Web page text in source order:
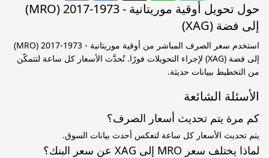
حول تحويل أوقية موريتانية - 1973-2017 (MRO)
إلى فضة (XAG)
استخدم سعر الصرف المباشر من أوقية موريتانية - 1973-2017 (MRO)
إلى فضة (XAG) لإجراء التحويلات فورًا. تُحدَّث الأسعار كل ساعة لتتمكّن
من التخطيط ببيانات حديثة.
الأسئلة الشائعة
كم مرة يتم تحديث أسعار الصرف؟
يتم تحديث الأسعار كل ساعة لتعكس أحدث بيانات السوق.
لماذا يختلف سعر MRO إلى XAG عن سعر البنك؟